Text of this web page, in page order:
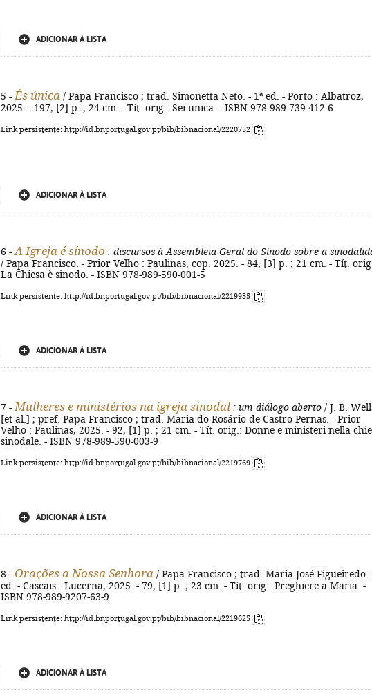
ADICIONAR À LISTA
5 - És única / Papa Francisco ; trad. Simonetta Neto. - 1ª ed. - Porto : Albatroz,
2025. - 197, [2] p. ; 24 cm. - Tít. orig.: Sei unica. - ISBN 978-989-739-412-6
Link persistente: http://id.bnportugal.gov.pt/bib/bibnacional/2220752
ADICIONAR À LISTA
6 - A Igreja é sínodo : discursos à Assembleia Geral do Sínodo sobre a
/ Papa Francisco. - Prior Velho : Paulinas, cop. 2025. - 84, [3] p. ; 21 cm. - Tít.
La Chiesa è sinodo. - ISBN 978-989-590-001-5
Link persistente: http://id.bnportugal.gov.pt/bib/bibnacional/2219935
ADICIONAR À LISTA
7 - Mulheres e ministérios na igreja sinodal : um diálogo aberto / J. B.
[et al.] ; pref. Papa Francisco ; trad. Maria do Rosário de Castro Pernas. - Prior
Velho : Paulinas, 2025. - 92, [1] p. ; 21 cm. - Tít. orig.: Donne e ministeri nella
sinodale. - ISBN 978-989-590-003-9
Link persistente: http://id.bnportugal.gov.pt/bib/bibnacional/2219769
ADICIONAR À LISTA
8 - Orações a Nossa Senhora / Papa Francisco ; trad. Maria José Figueiredo.
ed. - Cascais : Lucerna, 2025. - 79, [1] p. ; 23 cm. - Tít. orig.: Preghiere a Maria. -
ISBN 978-989-9207-63-9
Link persistente: http://id.bnportugal.gov.pt/bib/bibnacional/2219625
ADICIONAR À LISTA